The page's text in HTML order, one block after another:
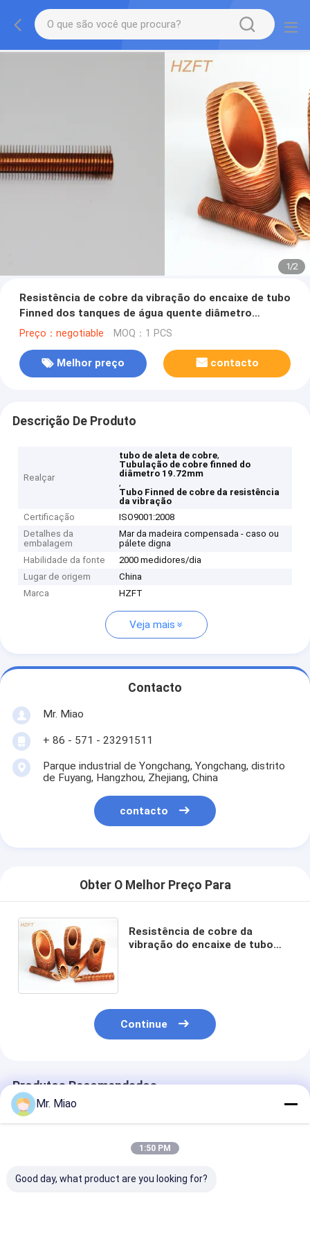
1/2
Resistência de cobre da vibração do encaixe de tubo
Finned dos tanques de água quente diâmetro
interno 19.72mm da baixa
Preço：negotiable MOQ：1 PCS
Melhor preço contacto
Descrição De Produto
Realçar
tubo de aleta de cobre,
Tubulação de cobre finned do
diâmetro 19.72mm
,
Tubo Finned de cobre da resistência
da vibração
Certificação
ISO9001:2008
Detalhes da
embalagem
Mar da madeira compensada - caso ou
pálete digna
Habilidade da fonte
2000 medidores/dia
Lugar de origem
China
Marca
HZFT
Veja mais
Contacto
Mr. Miao
+ 86 - 571 - 23291511
Parque industrial de Yongchang, Yongchang, distrito
de Fuyang, Hangzhou, Zhejiang, China
contacto
Obter O Melhor Preço Para
Resistência de cobre da
vibração do encaixe de tubo
Continue
Produtos Recomendados
Mr. Miao
1:50 PM
Good day, what product are you looking for?